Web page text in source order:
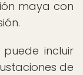
maya con
incluir
de